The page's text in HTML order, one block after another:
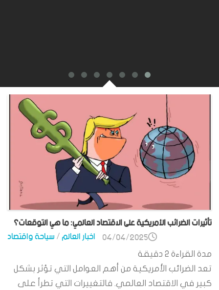
تأثيرات الضرائب الأمريكية على الاقتصاد العالمي: ما هي التوقعات؟
اخبار العالم/سياحة واقتصاد 04/04/2025
مدة القراءة 2 دقيقة
تعد الضرائب الأمريكية من أهم العوامل التي تؤثر بشكل
كبير في الاقتصاد العالمي. فالتغييرات التي تطرأ على